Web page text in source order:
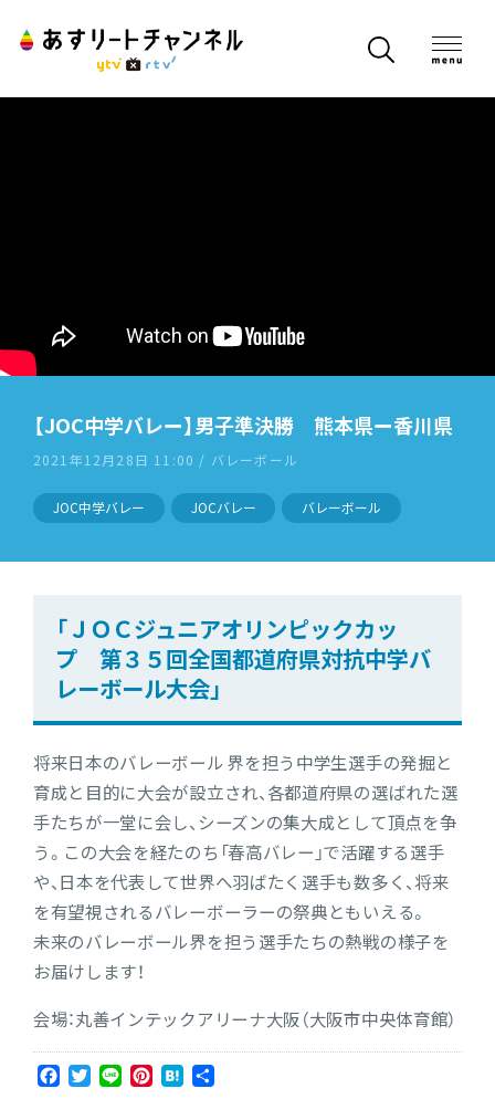
【JOC中学バレー】男子準決勝 熊本県ー香川県
2021年12月28日 11:00 / バレーボール
JOC中学バレー JOCバレー バレーボール
「ＪＯＣジュニアオリンピックカッ
プ 第３５回全国都道府県対抗中学バ
レーボール大会」
将来日本のバレーボール 界を担う中学生選手の発掘と
育成と目的に大会が設立され、各都道府県の選ばれた選
手たちが一堂に会し、シーズンの集大成として頂点を争
う。この大会を経たのち「春高バレー」で活躍する選手
や、日本を代表して世界へ羽ばたく選手も数多く、将来
を有望視されるバレーボーラーの祭典ともいえる。
未来のバレーボール界を担う選手たちの熱戦の様子を
お届けします！
会場：丸善インテックアリーナ大阪（大阪市中央体育館）
Facebook
Twitter
LinePinterest
Hatena
共